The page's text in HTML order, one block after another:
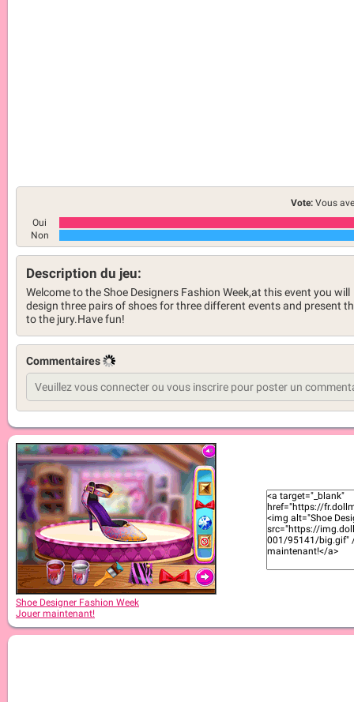
Vote: Vous
Oui
Non
Description du jeu:
Welcome to the Shoe Designers Fashion Week,at this event you will
design three pairs of shoes for three different events and present
to the jury.Have fun!
Commentaires
Shoe Designer Fashion Week
Jouer maintenant!